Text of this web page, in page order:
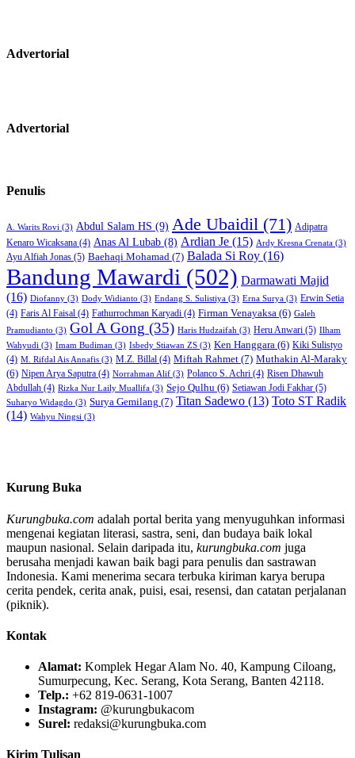
Advertorial
Advertorial
Penulis
A. Warits Rovi (3) Abdul Salam HS (9) Ade Ubaidil (71) Adipatra
Kenaro Wicaksana (4) Anas Al Lubab (8) Ardian Je (15) Ardy Kresna Crenata (3)
Ayu Alfiah Jonas (5) Baehaqi Mohamad (7) Balada Si Roy (16)
Bandung Mawardi (502) Darmawati Majid
(16) Diofanny (3) Dody Widianto (3) Endang S. Sulistiya (3) Erna Surya (3) Erwin Setia
(4) Faris Al Faisal (4) Fathurrochman Karyadi (4) Firman Venayaksa (6) Galeh
Pramudianto (3) Gol A Gong (35) Haris Hudzaifah (3) Heru Anwari (5) Ilham
Wahyudi (3) Imam Budiman (3) Isbedy Stiawan ZS (3) Ken Hanggara (6) Kiki Sulistyo
(4) M. Rifdal Ais Annafis (3) M.Z. Billal (4) Miftah Rahmet (7) Muthakin Al-Maraky
(6) Nipen Arya Saputra (4) Norrahman Alif (3) Polanco S. Achri (4) Risen Dhawuh
Abdullah (4) Rizka Nur Laily Muallifa (3) Sejo Qulhu (6) Setiawan Jodi Fakhar (5)
Suharyo Widagdo (3) Surya Gemilang (7) Titan Sadewo (13) Toto ST Radik
(14) Wahyu Ningsi (3)
Kurung Buka
Kurungbuka.com adalah portal berita yang menyuguhkan informasi
mengenai kegiatan literasi, sastra, seni, dan budaya baik lokal
maupun nasional. Selain daripada itu, kurungbuka.com juga
berusaha menjadi kawan baik bagi para penulis dan sastrawan
Indonesia. Kami menerima secara terbuka kiriman karya berupa
cerita pendek, cerita anak, puisi, esai, resensi, dan catatan perjalanan
(piknik).
Kontak
Alamat: Komplek Hegar Alam No. 40, Kampung Ciloang,
Sumurpecung, Kec. Serang, Kota Serang, Banten 42118.
Telp.: +62 819-0631-1007
Instagram: @kurungbukacom
Surel: redaksi@kurungbuka.com
Kirim Tulisan